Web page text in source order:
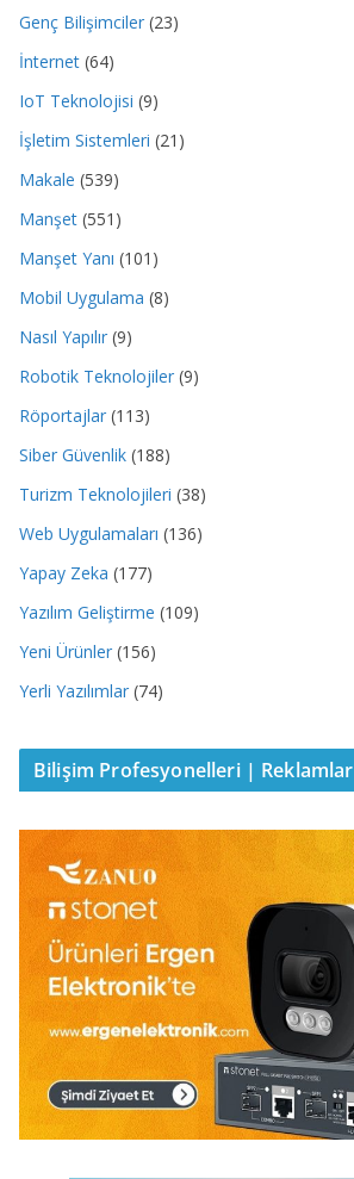
Genç Bilişimciler (23)
İnternet (64)
IoT Teknolojisi (9)
İşletim Sistemleri (21)
Makale (539)
Manşet (551)
Manşet Yanı (101)
Mobil Uygulama (8)
Nasıl Yapılır (9)
Robotik Teknolojiler (9)
Röportajlar (113)
Siber Güvenlik (188)
Turizm Teknolojileri (38)
Web Uygulamaları (136)
Yapay Zeka (177)
Yazılım Geliştirme (109)
Yeni Ürünler (156)
Yerli Yazılımlar (74)
Bilişim Profesyonelleri | Reklamlar